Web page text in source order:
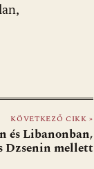
KÖVETKEZŐ CIKK »
és Libanonban,
Dzsenin mellett